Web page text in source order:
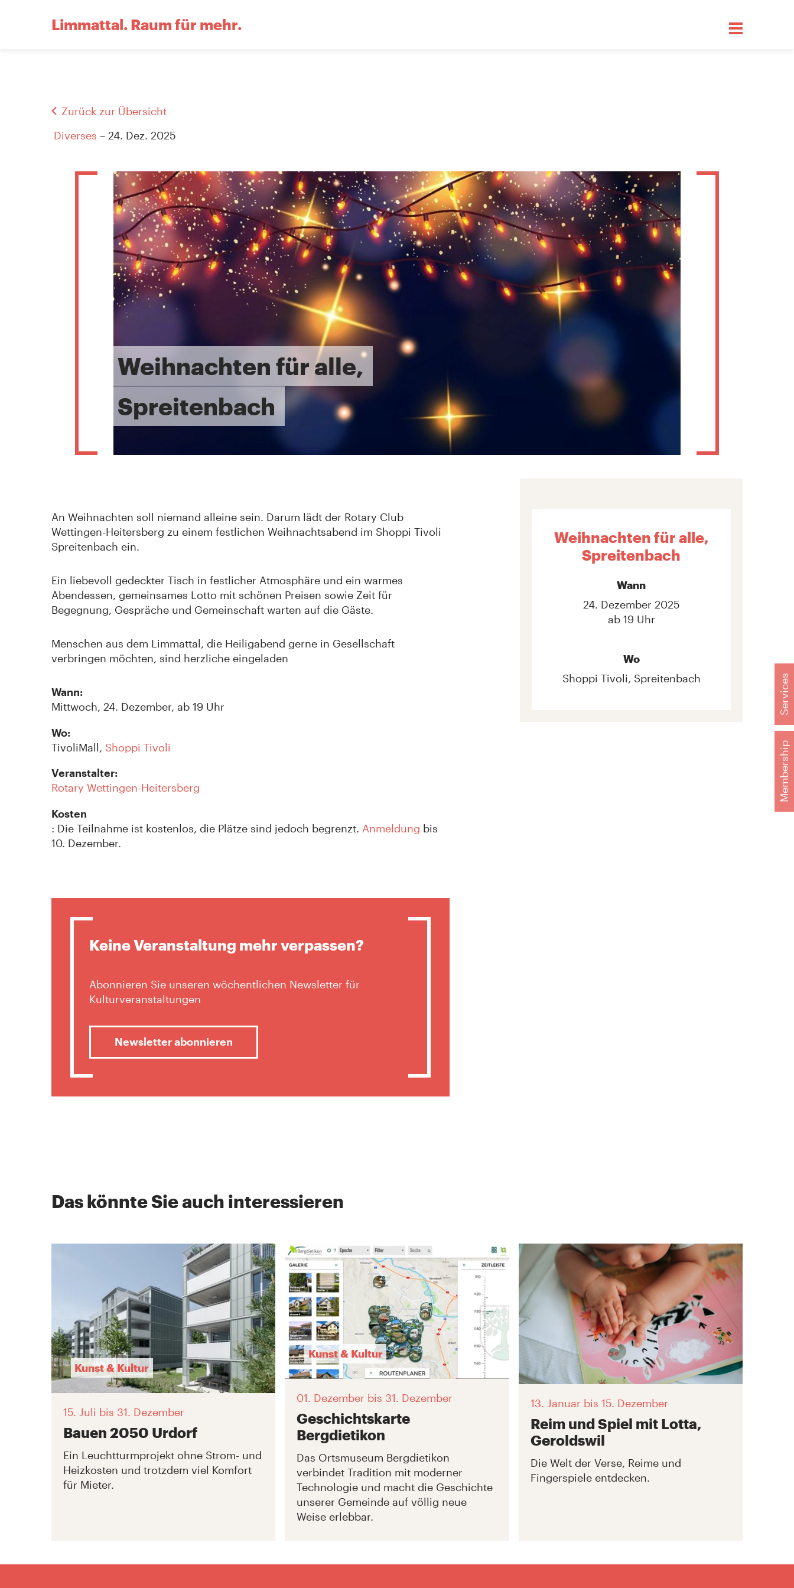
Membership
Services
Limmattal. Raum für mehr.
Zurück zur Übersicht
Diverses – 24. Dez. 2025
Weihnachten für alle,
Spreitenbach
An Weihnachten soll niemand alleine sein. Darum lädt der Rotary Club
Wettingen-Heitersberg zu einem festlichen Weihnachtsabend im Shoppi Tivoli
Spreitenbach ein.
Ein liebevoll gedeckter Tisch in festlicher Atmosphäre und ein warmes
Abendessen, gemeinsames Lotto mit schönen Preisen sowie Zeit für
Begegnung, Gespräche und Gemeinschaft warten auf die Gäste.
Menschen aus dem Limmattal, die Heiligabend gerne in Gesellschaft
verbringen möchten, sind herzliche eingeladen
Wann:
Mittwoch, 24. Dezember, ab 19 Uhr
Wo:
TivoliMall, Shoppi Tivoli
Veranstalter:
Rotary Wettingen-Heitersberg
Kosten
: Die Teilnahme ist kostenlos, die Plätze sind jedoch begrenzt. Anmeldung bis
10. Dezember.
Keine Veranstaltung mehr verpassen?
Abonnieren Sie unseren wöchentlichen Newsletter für
Kulturveranstaltungen
Newsletter abonnieren
Weihnachten für alle,
Spreitenbach
Wann
24. Dezember 2025
ab 19 Uhr
Wo
Shoppi Tivoli, Spreitenbach
Das könnte Sie auch interessieren
Kunst & Kultur
15. Juli bis 31. Dezember
Bauen 2050 Urdorf
Ein Leuchtturmprojekt ohne Strom- und
Heizkosten und trotzdem viel Komfort
für Mieter.
Kunst & Kultur
01. Dezember bis 31. Dezember
Geschichtskarte
Bergdietikon
Das Ortsmuseum Bergdietikon
verbindet Tradition mit moderner
Technologie und macht die Geschichte
unserer Gemeinde auf völlig neue
Weise erlebbar.
13. Januar bis 15. Dezember
Reim und Spiel mit Lotta,
Geroldswil
Die Welt der Verse, Reime und
Fingerspiele entdecken.